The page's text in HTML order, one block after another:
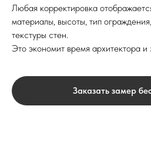
Любая корректировка
материалы, высоты, тип
текстуры стен.
Это экономит время архитектора и
Заказать замер